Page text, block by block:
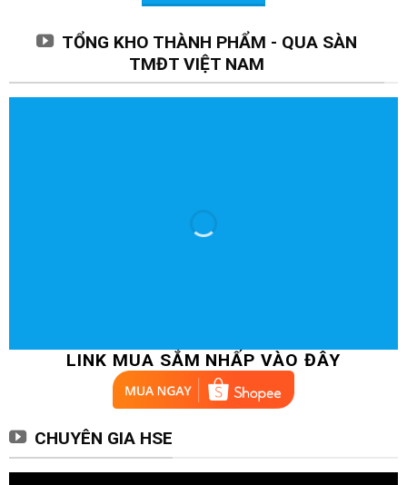
TỔNG KHO THÀNH PHẨM - QUA SÀN
TMĐT VIỆT NAM
SALE
UP TO50%
OFF
LINK MUA SẮM NHẤP VÀO ĐÂY
CHUYÊN GIA HSE